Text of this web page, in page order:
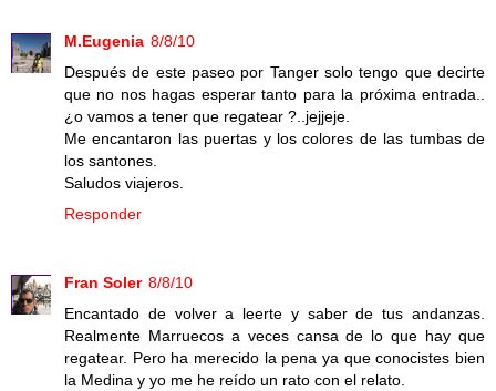
M.Eugenia 8/8/10
Después de este paseo por Tanger solo tengo que decirte
que no nos hagas esperar tanto para la próxima entrada..
¿o vamos a tener que regatear ?..jejjeje.
Me encantaron las puertas y los colores de las tumbas de
los santones.
Saludos viajeros.
Responder
Fran Soler 8/8/10
Encantado de volver a leerte y saber de tus andanzas.
Realmente Marruecos a veces cansa de lo que hay que
regatear. Pero ha merecido la pena ya que conocistes bien
la Medina y yo me he reído un rato con el relato.